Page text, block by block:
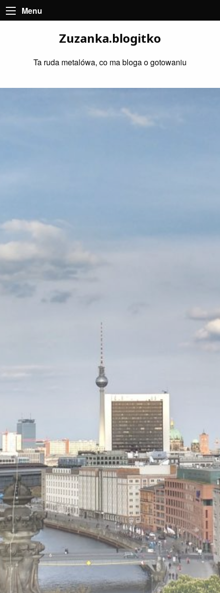
Menu
Zuzanka.blogitko
Ta ruda metalówa, co ma bloga o gotowaniu